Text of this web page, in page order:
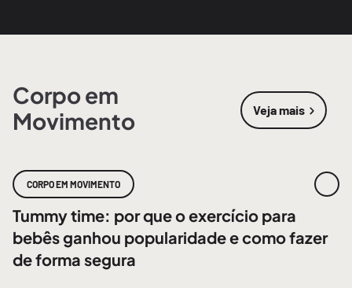
Corpo em
Movimento
Veja mais
sobre
CORPO EM MOVIMENTO
Tummy time: por que o exercício para
bebês ganhou popularidade e como fazer
de forma segura